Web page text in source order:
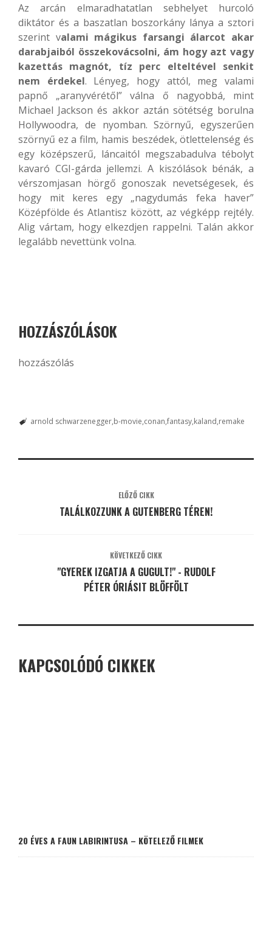
Az arcán elmaradhatatlan sebhelyet hurcoló
diktátor és a baszatlan boszorkány lánya a sztori
szerint valami mágikus farsangi álarcot akar
darabjaiból összekovácsolni, ám hogy azt vagy
kazettás magnót, tíz perc elteltével senkit
nem érdekel. Lényeg, hogy attól, meg valami
papnő „aranyvérétől” válna ő nagyobbá, mint
Michael Jackson és akkor aztán sötétség borulna
Hollywoodra, de nyomban. Szörnyű, egyszerűen
szörnyű ez a film, hamis beszédek, ötlettelenség és
egy középszerű, láncaitól megszabadulva tébolyt
kavaró CGI-gárda jellemzi. A kiszólások bénák, a
vérszomjasan hörgő gonoszak nevetségesek, és
hogy mit keres egy „nagydumás feka haver”
Középfölde és Atlantisz között, az végképp rejtély.
Alig vártam, hogy elkezdjen rappelni. Talán akkor
legalább nevettünk volna.
HOZZÁSZÓLÁSOK
hozzászólás
arnold schwarzenegger b-movie conan fantasy kaland remake
ELŐZŐ CIKK
TALÁLKOZZUNK A GUTENBERG TÉREN!
KÖVETKEZŐ CIKK
"GYEREK IZGATJA A GUGULT!" - RUDOLF
PÉTER ÓRIÁSIT BLÖFFÖLT
KAPCSOLÓDÓ CIKKEK
20 ÉVES A FAUN LABIRINTUSA – KÖTELEZŐ FILMEK